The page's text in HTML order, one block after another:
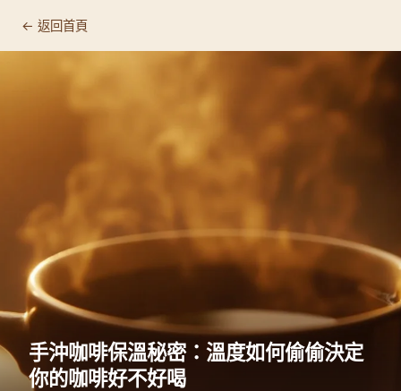
← 返回首頁
手沖咖啡保溫秘密：溫度如何偷偷決定
你的咖啡好不好喝